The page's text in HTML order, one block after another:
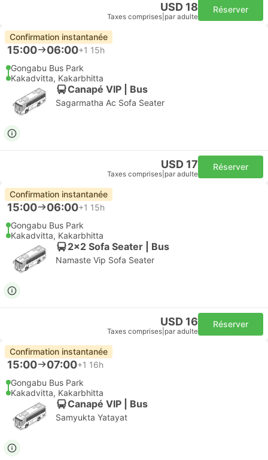
USD 18
Taxes comprises par adulte
Réserver
Confirmation instantanée
15:00 06:00+1 15h
Gongabu Bus Park
Kakadvitta, Kakarbhitta
Canapé VIP | Bus
Sagarmatha Ac Sofa Seater
USD 17
Taxes comprises par adulte
Réserver
Confirmation instantanée
15:00 06:00+1 15h
Gongabu Bus Park
Kakadvitta, Kakarbhitta
2x2 Sofa Seater | Bus
Namaste Vip Sofa Seater
USD 16
Taxes comprises par adulte
Réserver
Confirmation instantanée
15:00 07:00+1 16h
Gongabu Bus Park
Kakadvitta, Kakarbhitta
Canapé VIP | Bus
Samyukta Yatayat